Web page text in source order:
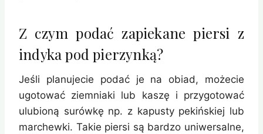
Z czym podać zapiekane piersi z
indyka pod pierzynką?
Jeśli planujecie podać je na obiad, możecie
ugotować ziemniaki lub kaszę i przygotować
ulubioną surówkę np. z kapusty pekińskiej lub
marchewki. Takie piersi są bardzo uniwersalne,